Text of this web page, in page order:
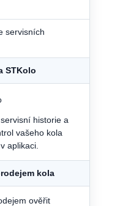
servisních
STKolo
historie a
vašeho kola
aplikaci.
kola
ověřit